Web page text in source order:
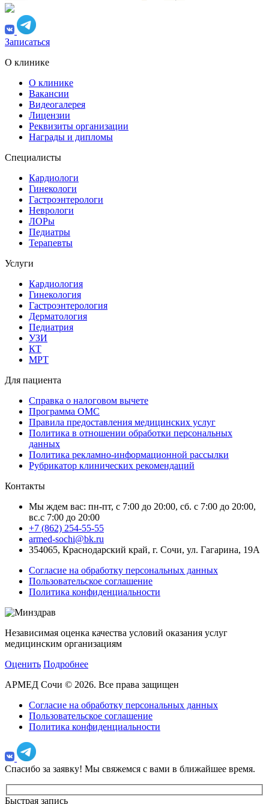
Записаться
О клинике
О клинике
Вакансии
Видеогалерея
Лицензии
Реквизиты организации
Награды и дипломы
Специалисты
Кардиологи
Гинекологи
Гастроэнтерологи
Неврологи
ЛОРы
Педиатры
Терапевты
Услуги
Кардиология
Гинекология
Гастроэнтерология
Дерматология
Педиатрия
УЗИ
КТ
МРТ
Для пациента
Справка о налоговом вычете
Программа ОМС
Правила предоставления медицинских услуг
Политика в отношении обработки персональных
данных
Политика рекламно-информационной рассылки
Рубрикатор клинических рекомендаций
Контакты
Мы ждем вас: пн-пт, с 7:00 до 20:00, сб. с 7:00 до 20:00,
вс.с 7:00 до 20:00
+7 (862) 254-55-55
armed-sochi@bk.ru
354065, Краснодарский край, г. Сочи, ул. Гагарина, 19А
Согласие на обработку персональных данных
Пользовательское соглашение
Политика конфиденциальности
Независимая оценка качества условий оказания услуг
медицинским организациям
Оценить Подробнее
АРМЕД Сочи © 2026. Все права защищен
Согласие на обработку персональных данных
Пользовательское соглашение
Политика конфиденциальности
Спасибо за заявку! Мы свяжемся с вами в ближайшее время.
Быстрая запись